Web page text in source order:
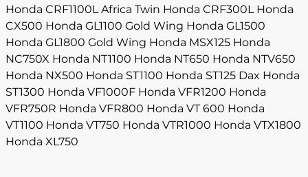
Honda CRF1100L Africa Twin Honda CRF300L Honda
CX500 Honda GL1100 Gold Wing Honda GL1500
Honda GL1800 Gold Wing Honda MSX125 Honda
NC750X Honda NT1100 Honda NT650 Honda NTV650
Honda NX500 Honda ST1100 Honda ST125 Dax Honda
ST1300 Honda VF1000F Honda VFR1200 Honda
VFR750R Honda VFR800 Honda VT 600 Honda
VT1100 Honda VT750 Honda VTR1000 Honda VTX1800
Honda XL750